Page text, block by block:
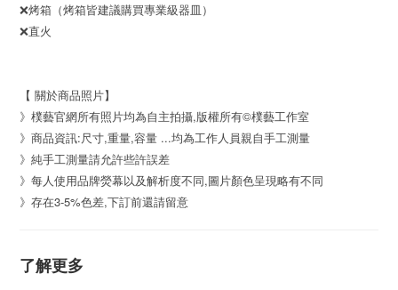
❌烤箱（烤箱皆建議購買專業級器皿）
❌直火
【 關於商品照片】
》樸藝官網所有照片均為自主拍攝,版權所有©樸藝工作室
》商品資訊:尺寸,重量,容量 ...均為工作人員親自手工測量
》純手工測量請允許些許誤差
》每人使用品牌熒幕以及解析度不同,圖片顏色呈現略有不同
》存在3-5%色差,下訂前還請留意
了解更多